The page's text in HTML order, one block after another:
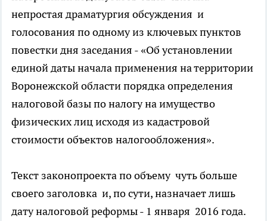
непростая драматургия обсуждения и
голосования по одному из ключевых пунктов
повестки дня заседания - «Об установлении
единой даты начала применения на территории
Воронежской области порядка определения
налоговой базы по налогу на имущество
физических лиц исходя из кадастровой
стоимости объектов налогообложения».
Текст законопроекта по объему чуть больше
своего заголовка и, по сути, назначает лишь
дату налоговой реформы - 1 января 2016 года.